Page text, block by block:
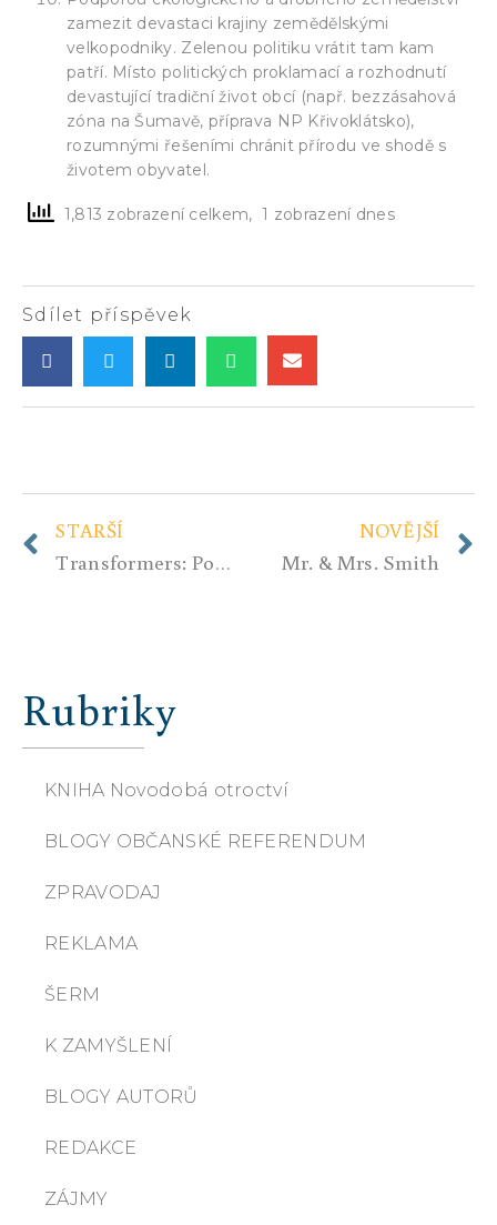
zamezit devastaci krajiny zemědělskými
velkopodniky. Zelenou politiku vrátit tam kam
patří. Místo politických proklamací a rozhodnutí
devastující tradiční život obcí (např. bezzásahová
zóna na Šumavě, příprava NP Křivoklátsko),
rozumnými řešeními chránit přírodu ve shodě s
životem obyvatel.
1,813 zobrazení celkem, 1 zobrazení dnes
Sdílet příspěvek
STARŠÍ
Transformers: Pomsta poražených
NOVĚJŠÍ
Mr. & Mrs. Smith
Rubriky
KNIHA Novodobá otroctví
BLOGY OBČANSKÉ REFERENDUM
ZPRAVODAJ
REKLAMA
ŠERM
K ZAMYŠLENÍ
BLOGY AUTORŮ
REDAKCE
ZÁJMY